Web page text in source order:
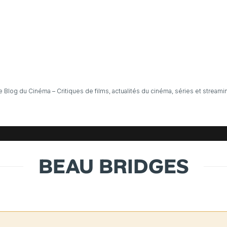
Blog du Cinéma – Critiques de films, actualités du cinéma, séries et
BEAU BRIDGES